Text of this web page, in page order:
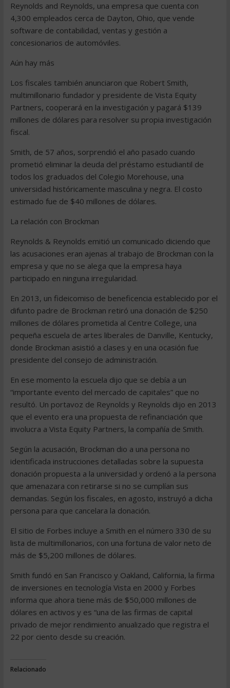
Reynolds and Reynolds, una empresa que cuenta con
4,300 empleados cerca de Dayton, Ohio, que vende
software de contabilidad, ventas y gestión a
concesionarios de automóviles.
Aún hay más
Los fiscales también anunciaron que Robert Smith,
multimillonario fundador y presidente de Vista Equity
Partners, cooperará en la investigación y pagará $139
millones de dólares para resolver su propia investigación
fiscal.
Smith, de 57 años, sorprendió el año pasado cuando
prometió eliminar la deuda del préstamo estudiantil de
todos los graduados del Colegio Morehouse, una
universidad históricamente masculina y negra. El costo
estimado fue de $40 millones de dólares.
La relación con Brockman
Reynolds & Reynolds emitió un comunicado diciendo que
las acusaciones eran ajenas al trabajo de Brockman con la
empresa y que no se alega que la empresa haya
participado en ninguna irregularidad.
En 2013, un fideicomiso de beneficencia establecido por el
difunto padre de Brockman retiró una donación de $250
millones de dólares prometida al Centre College, una
pequeña escuela de artes liberales de Danville, Kentucky,
donde Brockman asistió a clases y en una ocasión fue
presidente del consejo de administración.
En ese momento la escuela dijo que se debía a un
“importante evento del mercado de capitales” que no
resultó. Un portavoz de Reynolds y Reynolds dijo en 2013
que el evento era una propuesta de refinanciación que
involucra a Vista Equity Partners, la compañía de Smith.
Según la acusación, Brockman dio a una persona no
identificada instrucciones detalladas sobre la supuesta
donación propuesta a la universidad y ordenó a la persona
que amenazara con retirarse si no se cumplían sus
demandas. Según los fiscales, en agosto, instruyó a dicha
persona para que cancelara la donación.
El sitio de Forbes incluye a Smith en el número 330 de su
lista de multimillonarios, con una fortuna de valor neto de
más de $5,200 millones de dólares.
Smith fundó en San Francisco y Oakland, California, la firma
de inversiones en tecnología Vista en 2000 y Forbes
informa que ahora tiene más de $50,000 millones de
dólares en activos y es “una de las firmas de capital
privado de mejor rendimiento anualizado que registra el
22 por ciento desde su creación.
Relacionado